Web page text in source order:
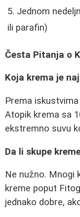
Jednom
ili parafin)
Česta Pitanja o
Koja krema je
Prema
Atopik krema sa
ekstremno suvu
Da li skupe
Ne nužno. Mnogi
kreme poput
jednako dobre,